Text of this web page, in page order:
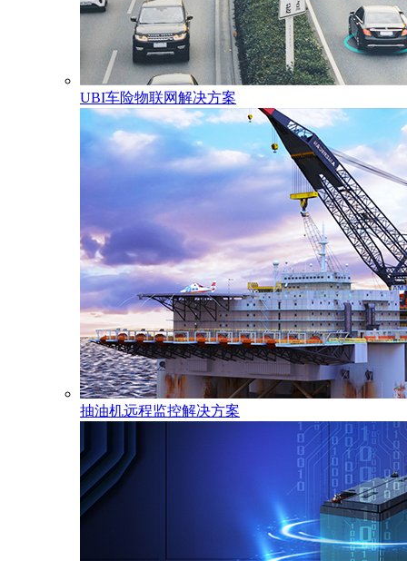
UBI车险物联网解决方案
抽油机远程监控解决方案